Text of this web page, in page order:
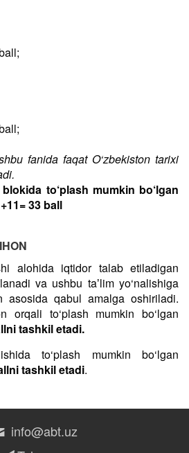
fanida faqat O‘zbekiston tarixi
to‘plash mumkin bo‘lgan
33 ball
alohida iqtidor talab etiladigan
va ushbu taʼlim yo‘nalishiga
asosida qabul amalga oshiriladi.
orqali to‘plash mumkin bo‘lgan
tashkil etadi.
to‘plash mumkin bo‘lgan
tashkil etadi.
info@abt.uz